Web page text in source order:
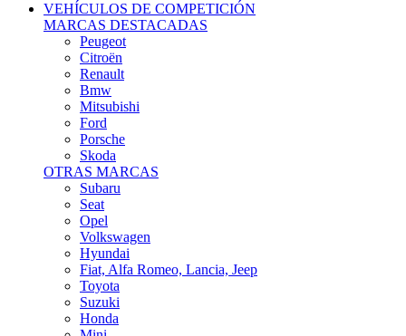
VEHÍCULOS DE COMPETICIÓN
MARCAS DESTACADAS
Peugeot
Citroën
Renault
Bmw
Mitsubishi
Ford
Porsche
Skoda
OTRAS MARCAS
Subaru
Seat
Opel
Volkswagen
Hyundai
Fiat, Alfa Romeo, Lancia, Jeep
Toyota
Suzuki
Honda